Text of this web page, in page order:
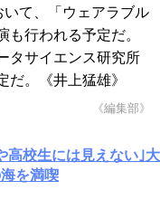
て、「ウェアラブル
行われる予定だ。
タサイエンス研究所
。《井上猛雄》
《編集部》
校生には見えない｣大
を満喫